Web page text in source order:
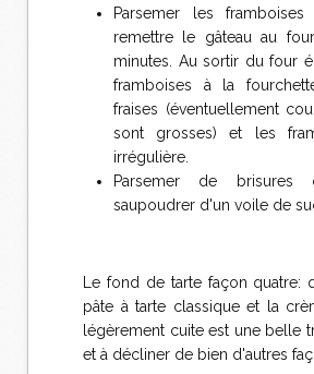
Parsemer les
remettre le gâteau au
minutes. Au sortir du four
framboises à la
fraises (éventuellement
sont grosses) et les
irrégulière.
Parsemer de brisures
saupoudrer d'un voile de
Le fond de tarte façon quatre:
pâte à tarte classique et la
légèrement cuite est une belle
et à décliner de bien d'autres